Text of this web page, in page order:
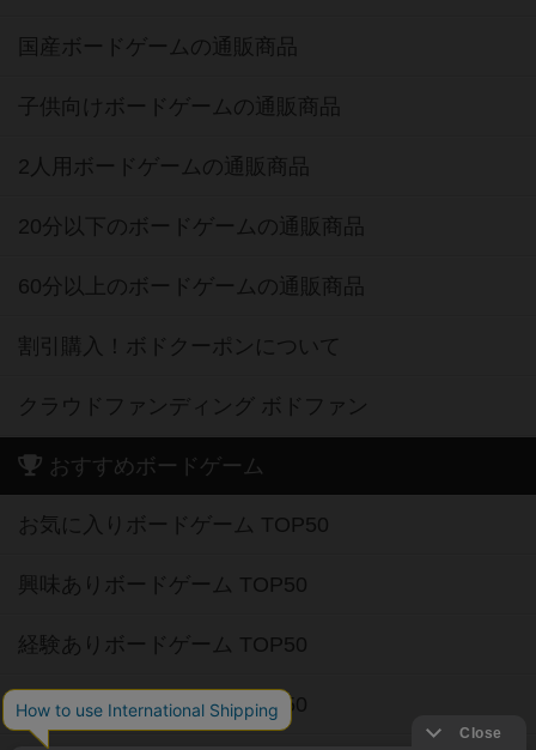
国産ボードゲームの通販商品
子供向けボードゲームの通販商品
2人用ボードゲームの通販商品
20分以下のボードゲームの通販商品
60分以上のボードゲームの通販商品
割引購入！ボドクーポンについて
クラウドファンディング ボドファン
おすすめボードゲーム
お気に入りボードゲーム TOP50
興味ありボードゲーム TOP50
経験ありボードゲーム TOP50
持ってるボードゲーム TOP50